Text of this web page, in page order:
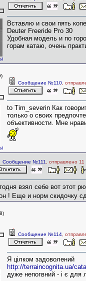
Вставлю и свои пять
Deuter Freeride Pro 30
Удобная модель и по
горам катаю, очень
Сообщение №110 ,
to Tim_severin Как
только о своих
объективности. Мне
Сообщение №111 , отправлено
взял себе вот этот
! Еще и норм скидочку
Сообщение №114 ,
Я цілком задоволений
http://terraincognita.ua/
дуже непогвний - і є для